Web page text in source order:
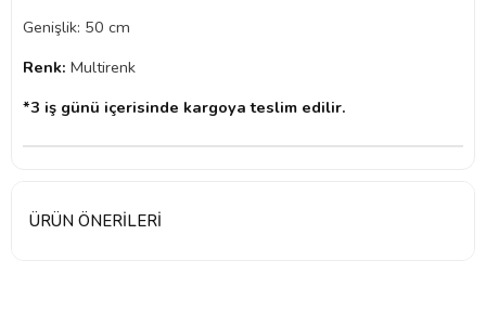
Genişlik: 50 cm
Renk: Multirenk
*3 iş günü içerisinde kargoya teslim edilir.
ÜRÜN ÖNERILERI